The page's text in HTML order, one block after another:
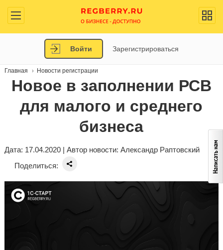
Войти Зарегистрироваться
Главная Новости регистрации
Новое в заполнении РСВ
для малого и среднего
бизнеса
Дата: 17.04.2020 | Автор новости: Александр Раптовский
Поделиться: